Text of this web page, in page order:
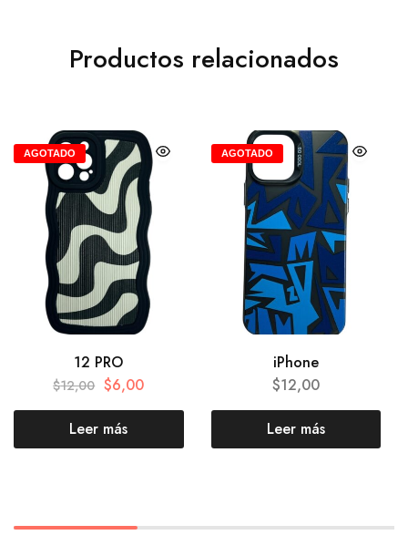
Productos relacionados
AGOTADO
12 PRO
$12,00 $6,00
Leer más
AGOTADO
iPhone
$12,00
Leer más